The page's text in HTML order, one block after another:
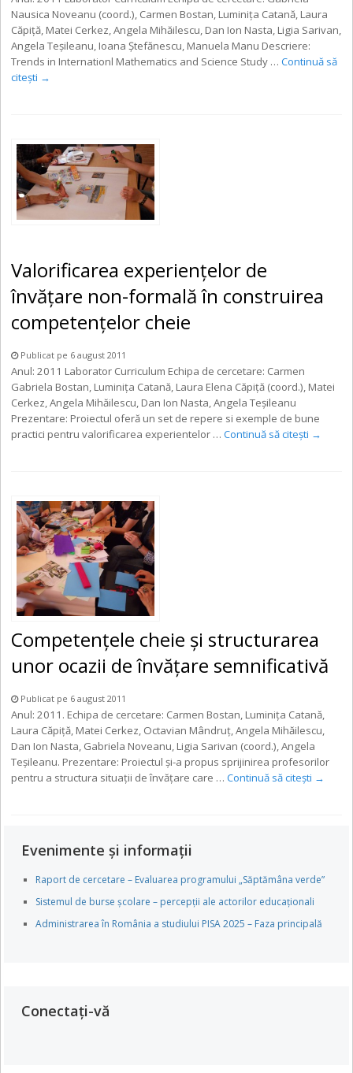
Nausica Noveanu (coord.), Carmen Bostan, Luminița Catană, Laura
Căpiță, Matei Cerkez, Angela Mihăilescu, Dan Ion Nasta, Ligia Sarivan,
Angela Teșileanu, Ioana Ștefănescu, Manuela Manu Descriere:
Trends in Internationl Mathematics and Science Study …Continuă să
citești →
Valorificarea experienţelor de
învăţare non-formală în construirea
competenţelor cheie
Publicat pe 6 august 2011
Anul: 2011 Laborator Curriculum Echipa de cercetare: Carmen
Gabriela Bostan, Luminița Catană, Laura Elena Căpiţă (coord.), Matei
Cerkez, Angela Mihăilescu, Dan Ion Nasta, Angela Teșileanu
Prezentare: Proiectul oferă un set de repere si exemple de bune
practici pentru valorificarea experientelor …Continuă să citești →
Competențele cheie și structurarea
unor ocazii de învățare semnificativă
Publicat pe 6 august 2011
Anul: 2011. Echipa de cercetare: Carmen Bostan, Luminița Catană,
Laura Căpiță, Matei Cerkez, Octavian Mândruț, Angela Mihăilescu,
Dan Ion Nasta, Gabriela Noveanu, Ligia Sarivan (coord.), Angela
Teșileanu. Prezentare: Proiectul și-a propus sprijinirea profesorilor
pentru a structura situații de învățare care …Continuă să citești →
Evenimente și informații
Raport de cercetare – Evaluarea programului „Săptămâna verde”
Sistemul de burse școlare – percepții ale actorilor educaționali
Administrarea în România a studiului PISA 2025 – Faza principală
Conectați-vă